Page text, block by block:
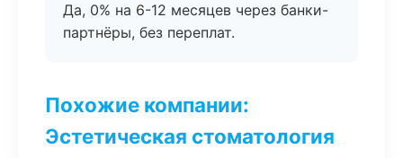
Да, 0% на 6-12 месяцев через банки-
партнёры, без переплат.
Похожие компании:
Эстетическая стоматология